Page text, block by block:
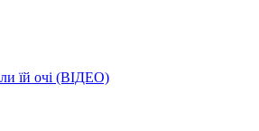
їй очі (ВІДЕО)